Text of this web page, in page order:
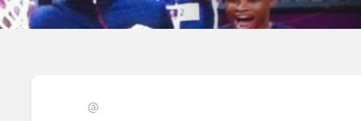
ליגה ספרדית
הפועל חולון
@